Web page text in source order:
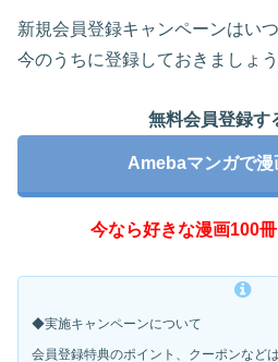
新規会員登録キャンペーンはい
今のうちに登録しておきましょう
無料会員登録す
Amebaマンガで漫
今なら好きな漫画100
◆実施キャンペーンについて
会員登録特典のポイント、クーポンなど